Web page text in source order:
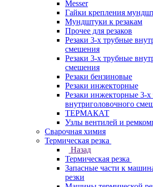
Messer
Гайки крепления
Мундштуки к резакам
Прочее для резаков
Резаки 3-х трубные
смешения
Резаки 3-х трубные
смешения
Резаки бензиновые
Резаки инжекторные
Резаки инжекторные 3-
внутриголовочного
ТЕРМАКАТ
Узлы вентилей и
Сварочная химия
Термическая резка
Назад
Термическая резка
Запасные части к
резки